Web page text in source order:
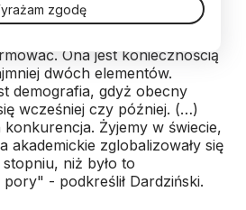
Ona jest koniecznością
dwóch elementów.
demografia, gdyż obecny
wcześniej czy później. (…)
Żyjemy w świecie,
akademickie zglobalizowały się
niż było to
- podkreślił Dardziński.
zgodę